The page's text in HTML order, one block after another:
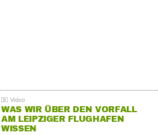
WAS WIR ÜBER DEN VORFALL
AM LEIPZIGER FLUGHAFEN
WISSEN